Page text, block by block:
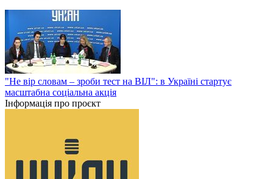
"Не вір словам – зроби тест на ВІЛ": в Україні стартує
масштабна соціальна акція
Інформація про проєкт